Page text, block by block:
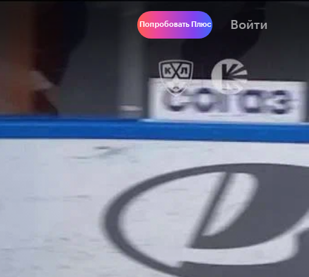
Попробовать Плюс Войти